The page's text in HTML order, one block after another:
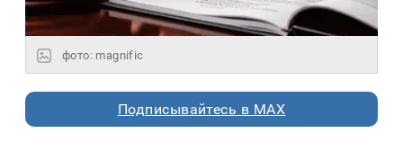
фото: magnific
Подписывайтесь в MAX